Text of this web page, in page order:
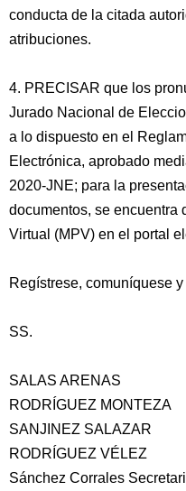
conducta de la citada
atribuciones.
4. PRECISAR que los
Jurado Nacional de
a lo dispuesto en el
Electrónica, aprobado
2020-JNE; para la
documentos, se encuentra
Virtual (MPV) en el portal
Regístrese, comuníquese
SS.
SALAS ARENAS
RODRÍGUEZ MONTEZA
SANJINEZ SALAZAR
RODRÍGUEZ VÉLEZ
Sánchez Corrales